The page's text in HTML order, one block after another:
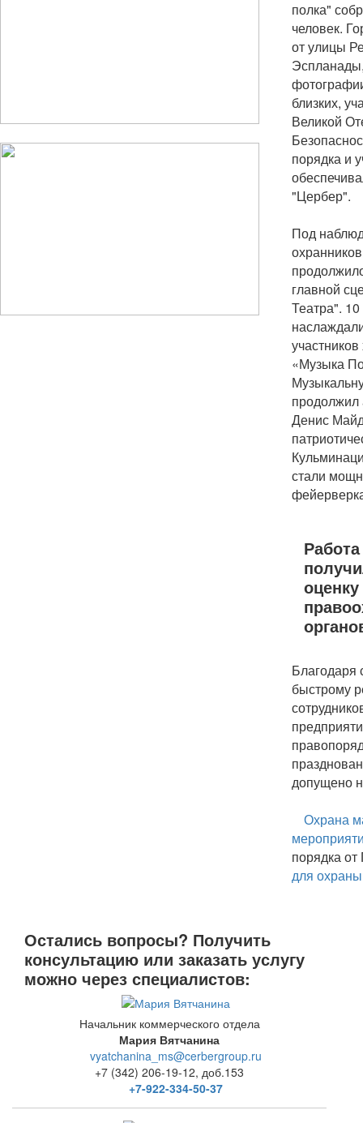
полка"
человек.
от улицы
близких,
Великой
порядка и
"Цербер".
Под
главной
Театра".
«Музыка
продолжил
Денис
стали
Благодаря
быстрому
допущено
Охрана
порядка
для охраны
Остались вопросы? Получить
консультацию или заказать услугу
можно через специалистов:
Начальник коммерческого отдела
Мария Вятчанина
vyatchanina_ms@cerbergroup.ru
+7 (342) 206-19-12, доб.153
+7-922-334-50-37